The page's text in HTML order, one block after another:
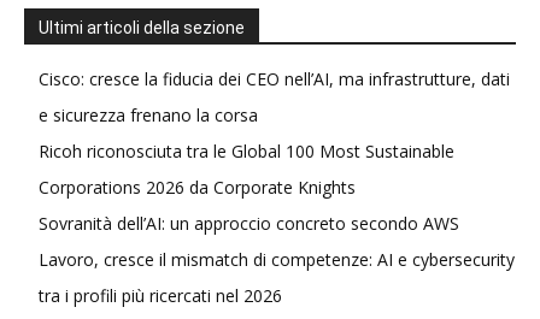
Ultimi articoli della sezione
Cisco: cresce la fiducia dei CEO nell’AI, ma infrastrutture, dati
e sicurezza frenano la corsa
Ricoh riconosciuta tra le Global 100 Most Sustainable
Corporations 2026 da Corporate Knights
Sovranità dell’AI: un approccio concreto secondo AWS
Lavoro, cresce il mismatch di competenze: AI e cybersecurity
tra i profili più ricercati nel 2026